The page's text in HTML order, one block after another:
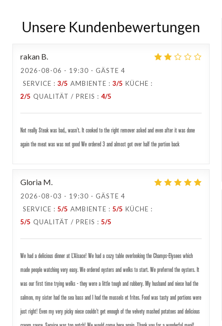
Unsere Kundenbewertungen
rakan B
2026-08-06 - 19:30 - GÄSTE 4
SERVICE : 3/5 AMBIENTE : 3/5 KÜCHE :
2/5 QUALITÄT / PREIS : 4/5
Not really Steak was bad,, wasn’t. It cooked to the right remover asked and even after it was done
again the meat was was not good We ordered 3 and almost got over half the portion back
Gloria M
2026-08-03 - 19:30 - GÄSTE 4
SERVICE : 5/5 AMBIENTE : 5/5 KÜCHE :
5/5 QUALITÄT / PREIS : 5/5
We had a delicious dinner at L’Alsace! We had a cozy table overlooking the Champs-Elysees which
made people watching very easy. We ordered oysters and welks to start. We preferred the oysters. It
was our first time trying welks - they were a little tough and rubbery. My husband and niece had the
salmon, my sister had the sea bass and I had the mussels et frites. Food was tasty and portions were
just right! Even my very picky niece couldn’t get enough of the velvety mashed potatoes and delicious